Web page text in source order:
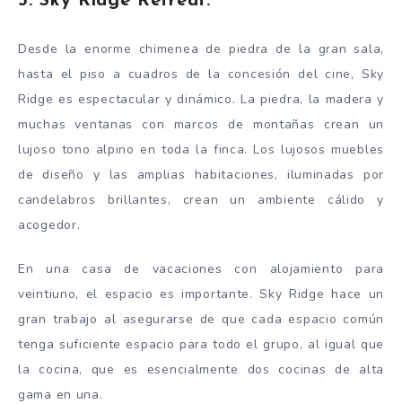
Desde la enorme chimenea de piedra de la gran sala,
hasta el piso a cuadros de la concesión del cine, Sky
Ridge es espectacular y dinámico. La piedra, la madera y
muchas ventanas con marcos de montañas crean un
lujoso tono alpino en toda la finca. Los lujosos muebles
de diseño y las amplias habitaciones, iluminadas por
candelabros brillantes, crean un ambiente cálido y
acogedor.
En una casa de vacaciones con alojamiento para
veintiuno, el espacio es importante. Sky Ridge hace un
gran trabajo al asegurarse de que cada espacio común
tenga suficiente espacio para todo el grupo, al igual que
la cocina, que es esencialmente dos cocinas de alta
gama en una.